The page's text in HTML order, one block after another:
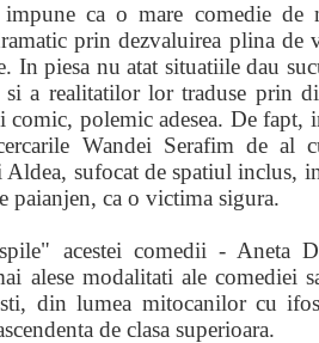
impune ca o mare comedie
prin dezvaluirea plina
In piesa nu atat situatiile dau
si a realitatilor lor traduse prin
comic, polemic adesea. De fapt,
Wandei Serafim de al
Aldea, sufocat de spatiul inclus,
paianjen, ca o victima sigura.
acestei comedii - Aneta
alese modalitati ale comediei
din lumea mitocanilor cu
de clasa superioara.